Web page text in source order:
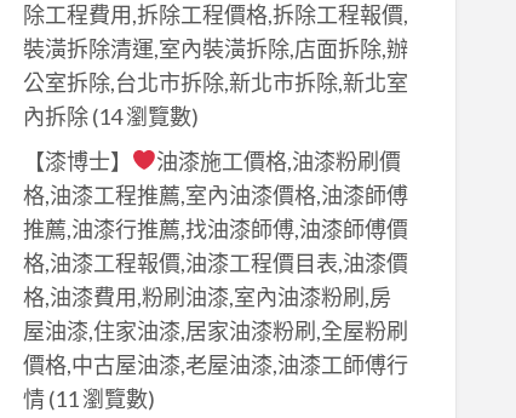
除工程費用,拆除工程價格,拆除工程報價,
裝潢拆除清運,室內裝潢拆除,店面拆除,辦
公室拆除,台北市拆除,新北市拆除,新北室
內拆除(14 瀏覽數)
【漆博士】
油漆施工價格,油漆粉刷價
格,油漆工程推薦,室內油漆價格,油漆師傅
推薦,油漆行推薦,找油漆師傅,油漆師傅價
格,油漆工程報價,油漆工程價目表,油漆價
格,油漆費用,粉刷油漆,室內油漆粉刷,房
屋油漆,住家油漆,居家油漆粉刷,全屋粉刷
價格,中古屋油漆,老屋油漆,油漆工師傅行
情(11 瀏覽數)